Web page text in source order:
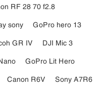
RF 28 70 f2.8
sony
GoPro hero 13
GR IV
DJI Mic 3
GoPro Lit Hero
Canon R6V
Sony A7R6